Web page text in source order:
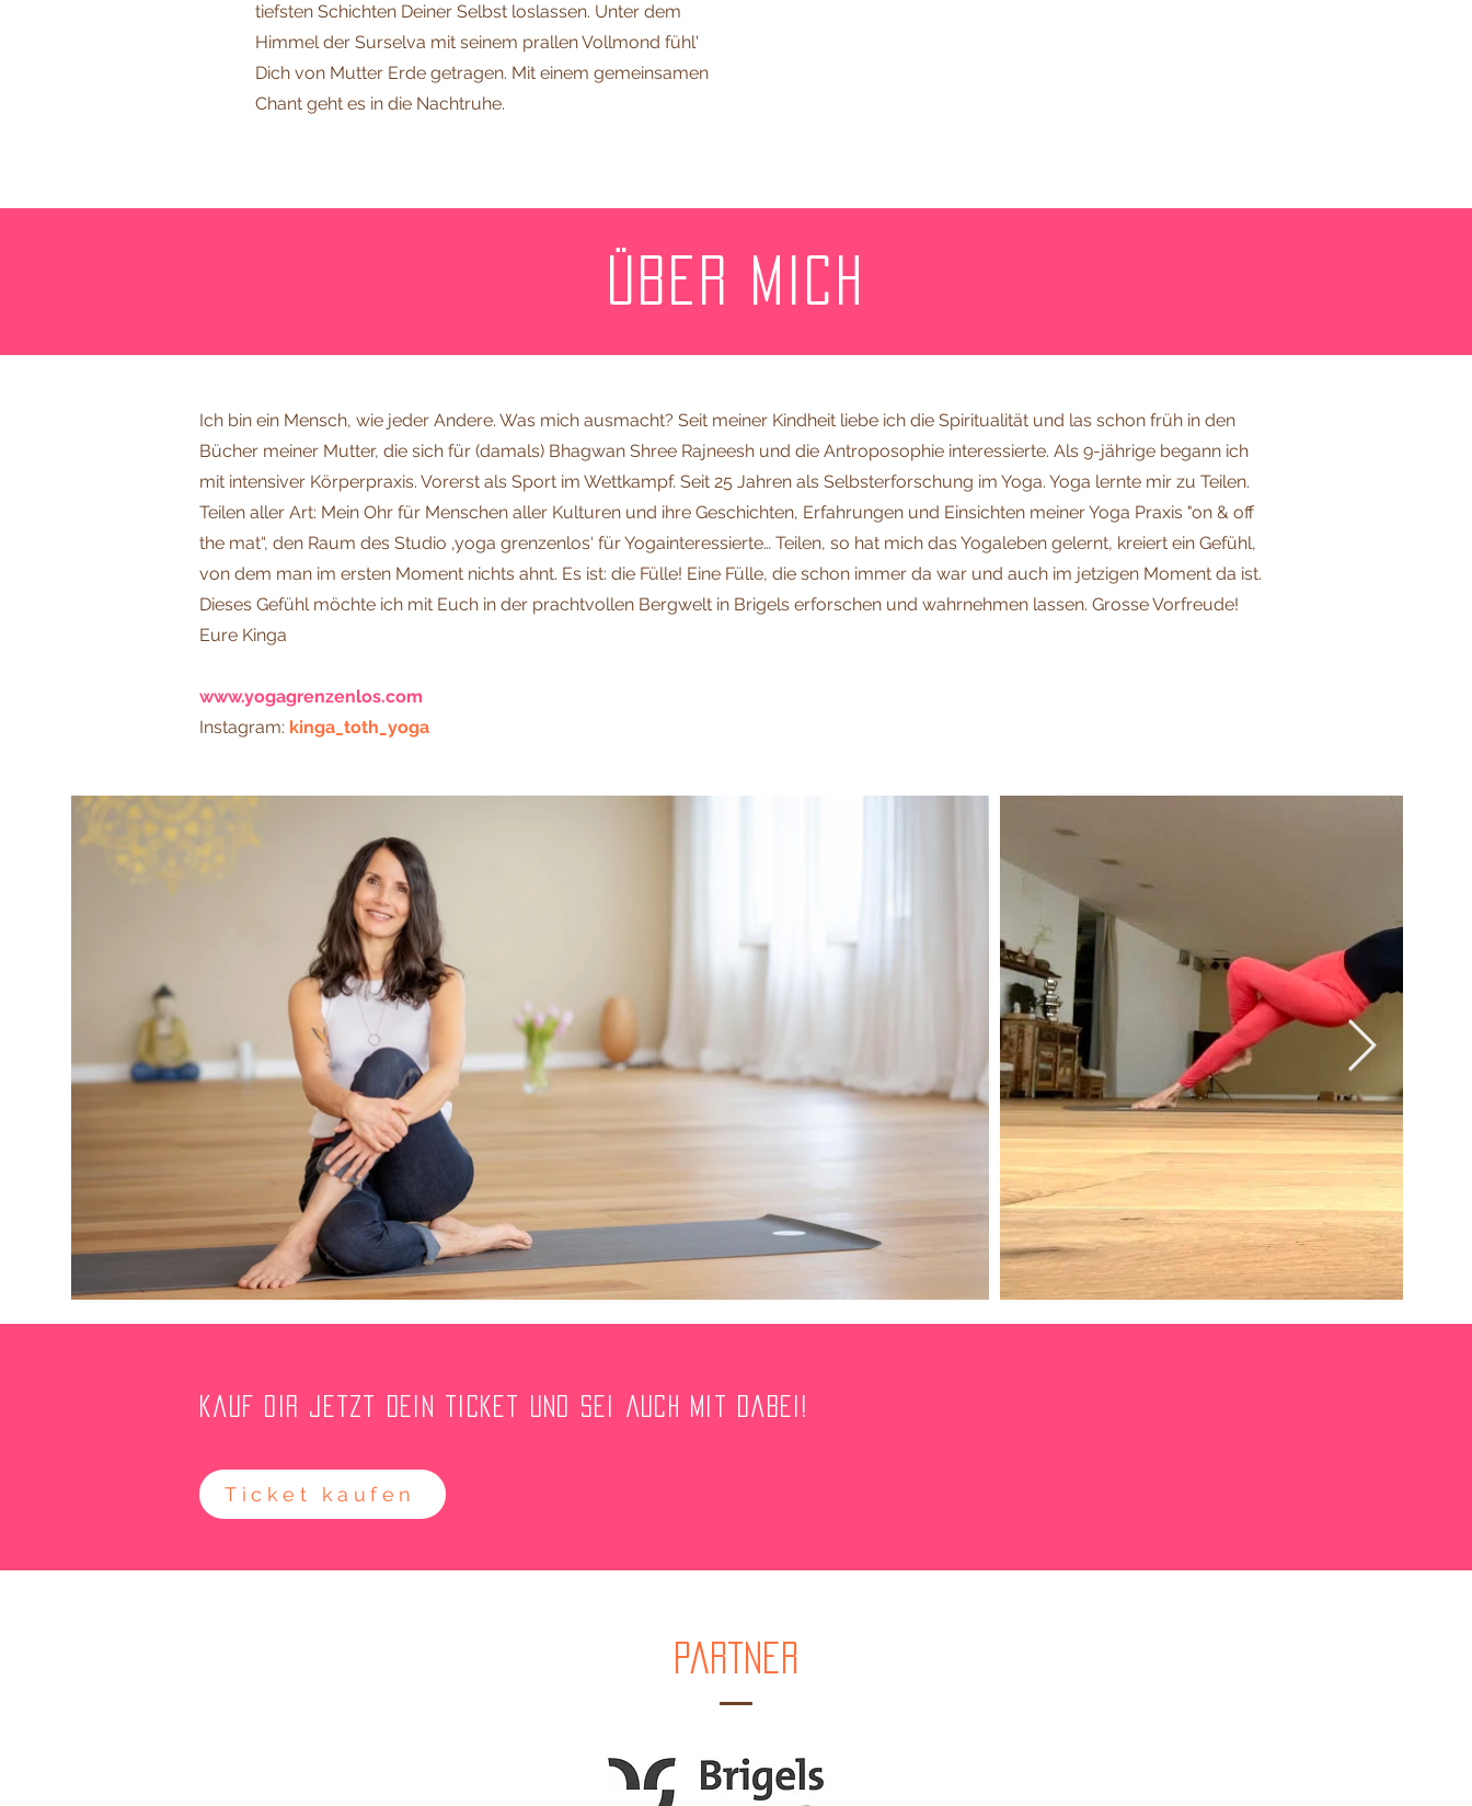
tiefsten Schichten Deiner Selbst loslassen. Unter dem
Himmel der Surselva mit seinem prallen Vollmond fühl'
Dich von Mutter Erde getragen. Mit einem gemeinsamen
Chant geht es in die Nachtruhe.
über mich
Ich bin ein Mensch, wie jeder Andere. Was mich ausmacht? Seit meiner Kindheit liebe ich die Spiritualität und las schon früh in den
Bücher meiner Mutter, die sich für (damals) Bhagwan Shree Rajneesh und die Antroposophie interessierte. Als 9-jährige begann ich
mit intensiver Körperpraxis. Vorerst als Sport im Wettkampf. Seit 25 Jahren als Selbsterforschung im Yoga. Yoga lernte mir zu Teilen.
Teilen aller Art: Mein Ohr für Menschen aller Kulturen und ihre Geschichten, Erfahrungen und Einsichten meiner Yoga Praxis "on & off
the mat“, den Raum des Studio ‚yoga grenzenlos‘ für Yogainteressierte… Teilen, so hat mich das Yogaleben gelernt, kreiert ein Gefühl,
von dem man im ersten Moment nichts ahnt. Es ist: die Fülle! Eine Fülle, die schon immer da war und auch im jetzigen Moment da ist.
Dieses Gefühl möchte ich mit Euch in der prachtvollen Bergwelt in Brigels erforschen und wahrnehmen lassen. Grosse Vorfreude!
Eure Kinga
www.yogagrenzenlos.com
Instagram: kinga_toth_yoga
kauf dir jetzt dein ticket und sei auch mit dabei!
Ticket kaufen
Partner